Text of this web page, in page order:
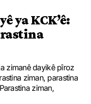
ya KCK’ê:
zimanê dayikê pîroz
ziman, parastina
ziman,